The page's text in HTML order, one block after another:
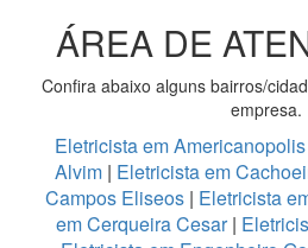
ÁREA DE
Confira abaixo alguns bairros/
empresa.
Eletricista em Americanopolis
Alvim | Eletricista em
Campos Eliseos | Eletricista
em Cerqueira Cesar|